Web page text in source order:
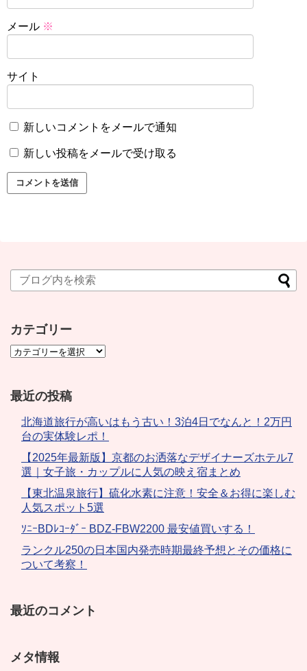
メール ※
サイト
新しいコメントをメールで通知
新しい投稿をメールで受け取る
カテゴリー
最近の投稿
北海道旅行が高いはもう古い！3泊4日でなんと！2万円
台の実体験レポ！
【2025年最新版】京都のお洒落なデザイナーズホテル7
選｜女子旅・カップルに人気の映え宿まとめ
【東北温泉旅行】硫化水素に注意！安全＆お得に楽しむ
人気スポット5選
ｿﾆｰBDﾚｺｰﾀﾞｰ BDZ-FBW2200 最安値買いする！
ランクル250の日本国内発売時期最終予想とその価格に
ついて考察！
最近のコメント
メタ情報